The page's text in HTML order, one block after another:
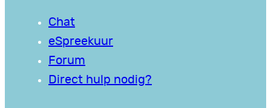
Chat
eSpreekuur
Forum
Direct hulp nodig?